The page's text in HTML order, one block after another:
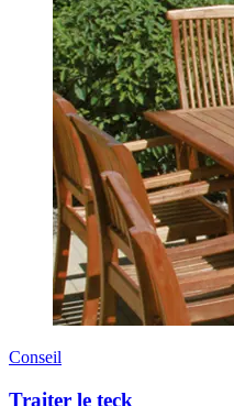
Conseil
Traiter le teck